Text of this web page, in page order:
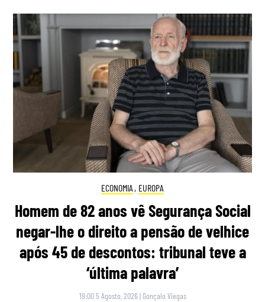
ECONOMIA , EUROPA
Homem de 82 anos vê Segurança Social
negar-lhe o direito a pensão de velhice
após 45 de descontos: tribunal teve a
‘última palavra’
19:00 5 Agosto, 2026 | Gonçalo Viegas